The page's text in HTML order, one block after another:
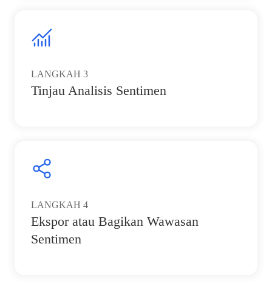
LANGKAH 3
Tinjau Analisis Sentimen
LANGKAH 4
Ekspor atau Bagikan Wawasan
Sentimen